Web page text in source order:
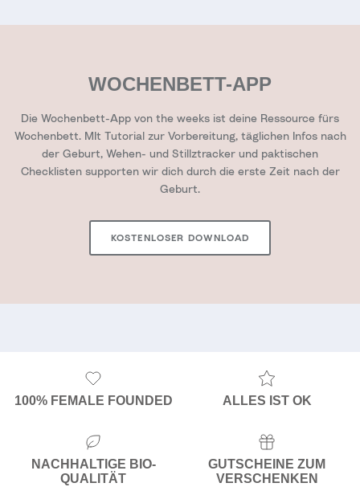
WOCHENBETT-APP
Die Wochenbett-App von the weeks ist deine Ressource fürs
Wochenbett. MIt Tutorial zur Vorbereitung, täglichen Infos nach
der Geburt, Wehen- und Stillztracker und paktischen
Checklisten supporten wir dich durch die erste Zeit nach der
Geburt.
KOSTENLOSER DOWNLOAD
100% FEMALE FOUNDED ALLES IST OK
NACHHALTIGE BIO-
QUALITÄT
GUTSCHEINE ZUM
VERSCHENKEN